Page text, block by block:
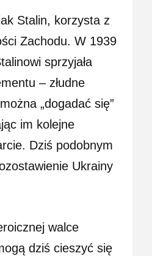
Stalin, korzysta z
Zachodu. W 1939
sprzyjała
– złudne
„dogadać się”
im kolejne
Dziś podobnym
Ukrainy
walce
dziś cieszyć się